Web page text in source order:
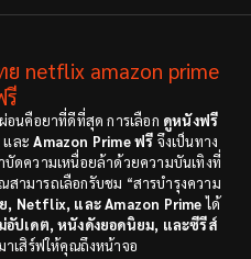
น (6)
บสวน(18)
(9)
(8)
1997
1962
netflix amazon prime
รี
อนคือยาที่ดีที่สุด การเลือก ดูหนังฟรี
และAmazon Prime ฟรี จึงเป็นทาง
ดความเหนื่อยล้าด้วยความบันเทิงที่
ามารถเลือกรับชม “สารบำรุงความ
Netflix, และ Amazon Primeได้
อัปเดต, หนังดังยอดนิยม, และซีรีส์
าเสิร์ฟให้คุณถึงหน้าจอ